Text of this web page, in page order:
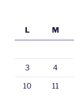
L
M
3 4
10 11